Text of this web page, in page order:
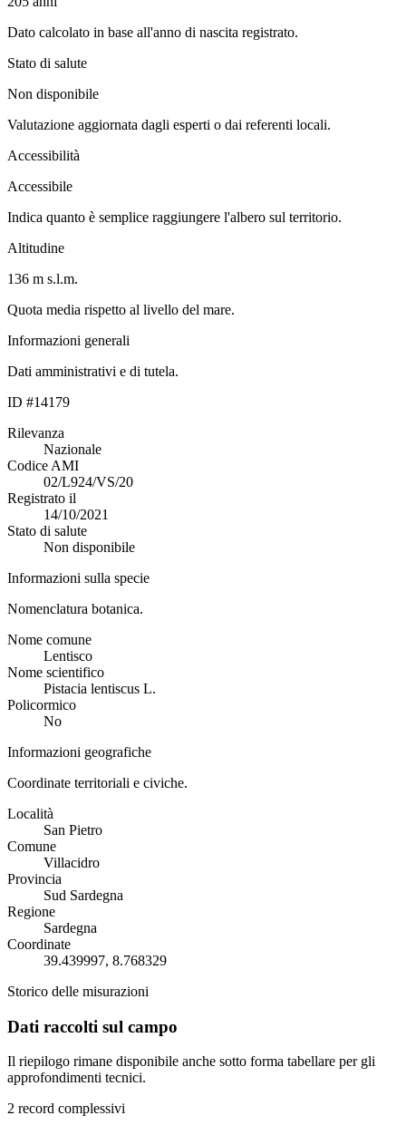
Dato calcolato in base all'anno di nascita registrato.
Stato di salute
Non disponibile
Valutazione aggiornata dagli esperti o dai referenti locali.
Accessibilità
Accessibile
Indica quanto è semplice raggiungere l'albero sul territorio.
Altitudine
136 m s.l.m.
Quota media rispetto al livello del mare.
Informazioni generali
Dati amministrativi e di tutela.
ID #14179
Rilevanza
Nazionale
Codice AMI
02/L924/VS/20
Registrato il
14/10/2021
Stato di salute
Non disponibile
Informazioni sulla specie
Nomenclatura botanica.
Nome comune
Lentisco
Nome scientifico
Pistacia lentiscus L.
Policormico
No
Informazioni geografiche
Coordinate territoriali e civiche.
Località
San Pietro
Comune
Villacidro
Provincia
Sud Sardegna
Regione
Sardegna
Coordinate
39.439997, 8.768329
Storico delle misurazioni
Dati raccolti sul campo
Il riepilogo rimane disponibile anche sotto forma tabellare per gli
approfondimenti tecnici.
2 record complessivi